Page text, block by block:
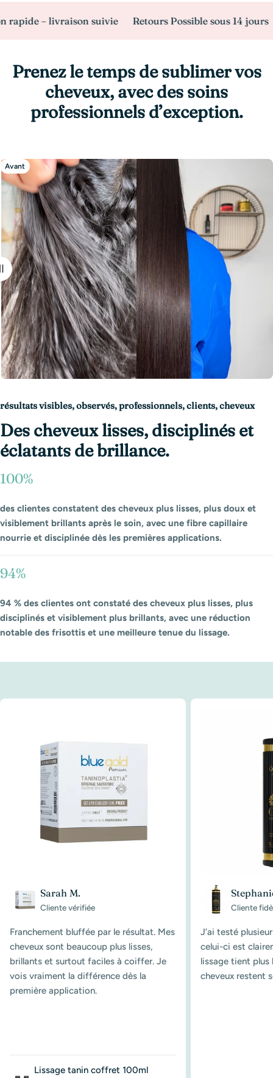
– livraison suivie Retours Possible sous 14 jours
Prenez le temps de sublimer vos
cheveux, avec des soins
professionnels d’exception.
résultats visibles, observés, professionnels, clients, cheveux
Des cheveux lisses, disciplinés et
éclatants de brillance.
100%
des clientes constatent des cheveux plus lisses, plus doux et
visiblement brillants après le soin, avec une fibre capillaire
nourrie et disciplinée dès les premières applications.
94%
94 % des clientes ont constaté des cheveux plus lisses, plus
disciplinés et visiblement plus brillants, avec une réduction
notable des frisottis et une meilleure tenue du lissage.
Avant
Après
Sarah M.
Cliente vérifiée
Franchement bluffée par le résultat. Mes
cheveux sont beaucoup plus lisses,
brillants et surtout faciles à coiffer. Je
vois vraiment la différence dès la
première application.
Lissage tanin coffret 100ml
Cliente
J’ai testé
celui-ci est
lissage tient
cheveux restent